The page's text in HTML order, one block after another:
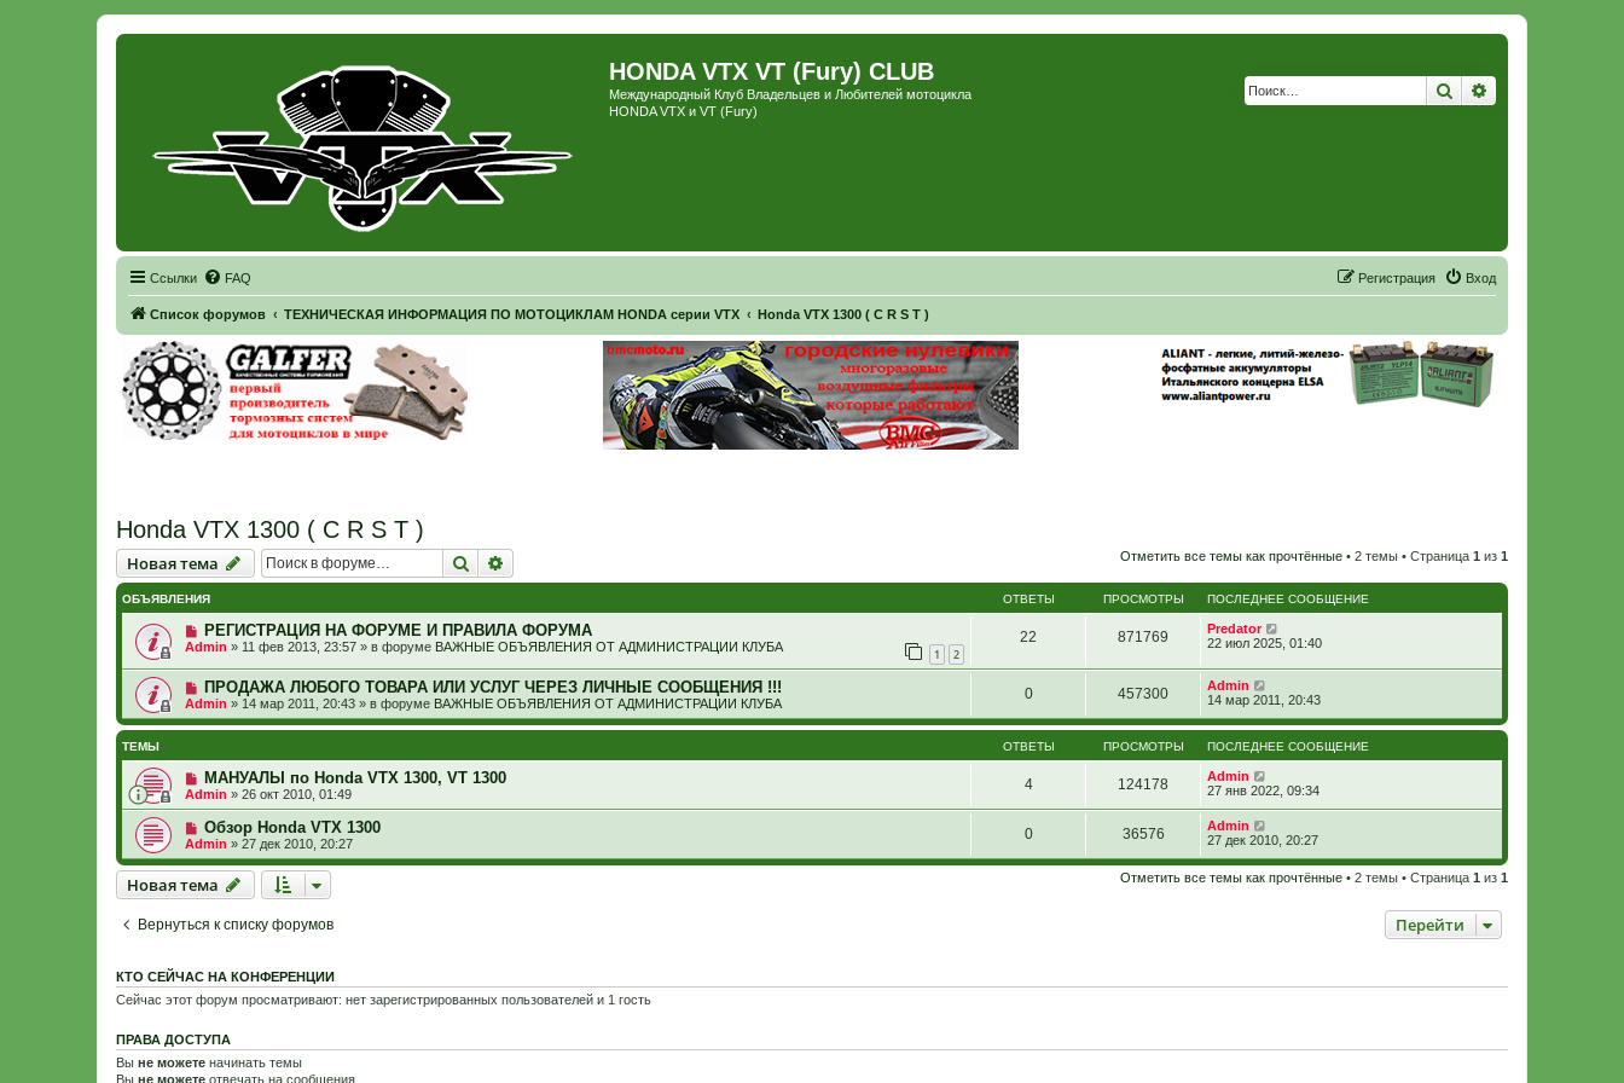
HONDA VTX VT (Fury) CLUB
Международный Клуб Владельцев и Любителей мотоцикла
HONDA VTX и VT (Fury)
Поиск
Ссылки FAQ Вход
Регистрация
Список форумов ТЕХНИЧЕСКАЯ ИНФОРМАЦИЯ ПО МОТОЦИКЛАМ HONDA серии VTX Honda VTX 1300 ( C R S T )
Honda VTX 1300 ( C R S T )
Новая тема
Новаятема Поиск Отметить все темы как прочтённые • 2 темы • Страница 1 из 1
ОБЪЯВЛЕНИЯ ОТВЕТЫ ПРОСМОТРЫ ПОСЛЕДНЕЕ СООБЩЕНИЕ
РЕГИСТРАЦИЯ НА ФОРУМЕ И ПРАВИЛА ФОРУМА
Admin » 11 фев 2013, 23:57 » в форуме ВАЖНЫЕ ОБЪЯВЛЕНИЯ ОТ АДМИНИСТРАЦИИ КЛУБА 1 2
22 871769
Predator
22 июл 2025, 01:40
ПРОДАЖА ЛЮБОГО ТОВАРА ИЛИ УСЛУГ ЧЕРЕЗ ЛИЧНЫЕ СООБЩЕНИЯ !!!
Admin » 14 мар 2011, 20:43 » в форуме ВАЖНЫЕ ОБЪЯВЛЕНИЯ ОТ АДМИНИСТРАЦИИ КЛУБА
0 457300
Admin
14 мар 2011, 20:43
ТЕМЫ ОТВЕТЫ ПРОСМОТРЫ ПОСЛЕДНЕЕ СООБЩЕНИЕ
МАНУАЛЫ по Honda VTX 1300, VT 1300
Admin » 26 окт 2010, 01:49
4 124178
Admin
27 янв 2022, 09:34
Обзор Honda VTX 1300
Admin » 27 дек 2010, 20:27
0 36576
Admin
27 дек 2010, 20:27
Новая тема
Новаятема Отметить все темы как прочтённые • 2 темы • Страница 1 из 1
Вернуться к списку форумов Перейти
КТО СЕЙЧАС НА КОНФЕРЕНЦИИ
Сейчас этот форум просматривают: нет зарегистрированных пользователей и 1 гость
ПРАВА ДОСТУПА
Вы не можете начинать темы
Вы не можете отвечать на сообщения